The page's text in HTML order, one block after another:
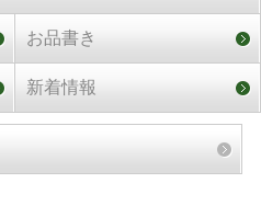
お品書き
新着情報